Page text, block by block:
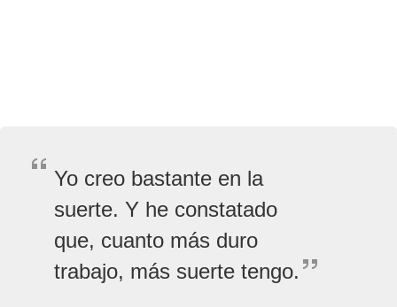
Yo creo bastante en la
suerte. Y he constatado
que, cuanto más duro
trabajo, más suerte tengo.